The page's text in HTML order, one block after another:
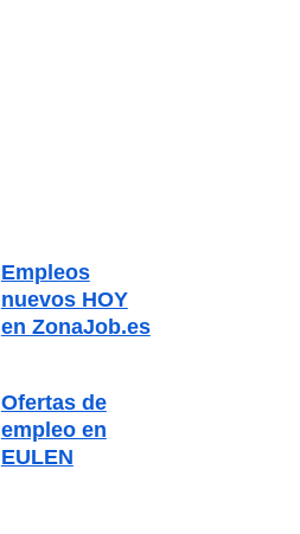
Empleos
nuevos HOY
en ZonaJob.es
Ofertas de
empleo en
EULEN